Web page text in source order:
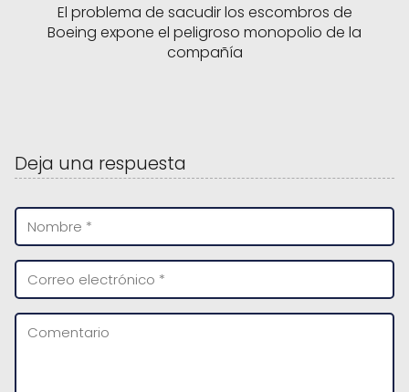
El problema de sacudir los escombros de
Boeing expone el peligroso monopolio de la
compañía
Deja una respuesta